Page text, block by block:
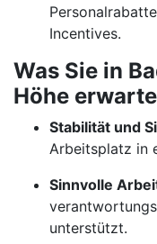
Incentives.
Was Sie in
Höhe
Stabilität und
Arbeitsplatz in
Sinnvolle
unterstützt.